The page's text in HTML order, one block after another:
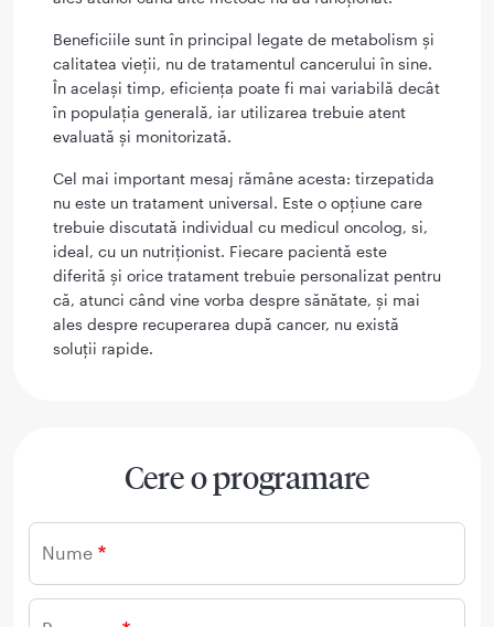
Beneficiile sunt în principal legate de metabolism și
calitatea vieții, nu de tratamentul cancerului în sine.
În același timp, eficiența poate fi mai variabilă decât
în populația generală, iar utilizarea trebuie atent
evaluată și monitorizată.
Cel mai important mesaj rămâne acesta: tirzepatida
nu este un tratament universal. Este o opțiune care
trebuie discutată individual cu medicul oncolog, si,
ideal, cu un nutriționist. Fiecare pacientă este
diferită și orice tratament trebuie personalizat pentru
că, atunci când vine vorba despre sănătate, și mai
ales despre recuperarea după cancer, nu există
soluții rapide.
Cere o programare
Nume